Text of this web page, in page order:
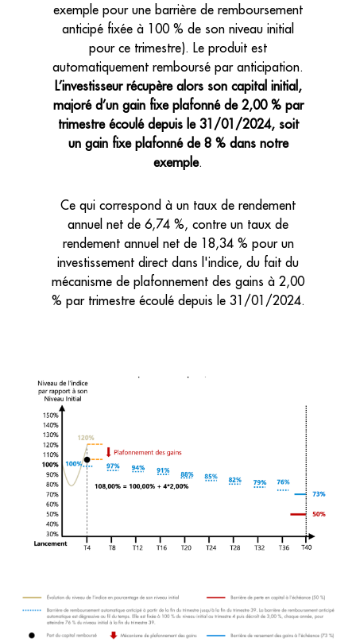
exemple pour une barrière de remboursement
anticipé fixée à 100 % de son niveau initial
pour ce trimestre). Le produit est
automatiquement remboursé par anticipation.
L’investisseur récupère alors son capital initial,
majoré d’un gain fixe plafonné de 2,00 % par
trimestre écoulé depuis le 31/01/2024, soit
un gain fixe plafonné de 8 % dans notre
exemple.
Ce qui correspond à un taux de rendement
annuel net de 6,74 %, contre un taux de
rendement annuel net de 18,34 % pour un
investissement direct dans l'indice, du fait du
mécanisme de plafonnement des gains à 2,00
% par trimestre écoulé depuis le 31/01/2024.